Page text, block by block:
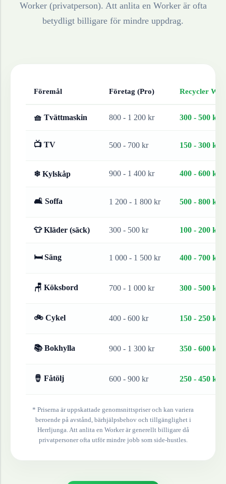
Worker (privatperson). Att anlita en Worker är ofta
betydligt billigare för mindre uppdrag.
Föremål Företag (Pro) Recycler
🧺 Tvättmaskin 800 - 1 200 kr 300 - 500 kr
📺 TV 500 - 700 kr 150 - 300 kr
❄ Kylskåp 900 - 1 400 kr 400 - 600 kr
🛋 Soffa 1 200 - 1 800 kr 500 - 800 kr
👕 Kläder (säck) 300 - 500 kr 100 - 200 kr
🛏 Säng 1 000 - 1 500 kr 400 - 700 kr
🪑 Köksbord 700 - 1 000 kr 300 - 500 kr
🚲 Cykel 400 - 600 kr 150 - 250 kr
📚 Bokhylla 900 - 1 300 kr 350 - 600 kr
🪘 Fåtölj 600 - 900 kr 250 - 450 kr
* Priserna är uppskattade genomsnittspriser och kan variera
beroende på avstånd, bärhjälpsbehov och tillgänglighet i
Herrljunga. Att anlita en Worker är generellt billigare då
privatpersoner ofta utför mindre jobb som side-hustles.